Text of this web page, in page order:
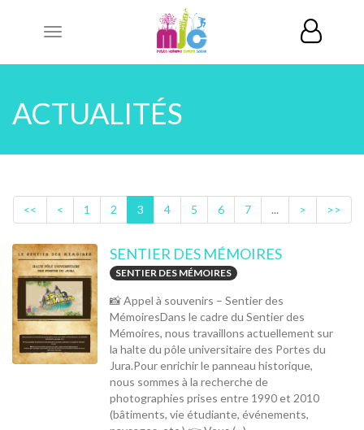
Toggle
ACTUALITÉS
<< < 1 2 3 4 5 6 7 ... > >>
SENTIER DES MÉMOIRES
SENTIER DES MÉMOIRES
📸 Appel à souvenirs – Sentier des
MémoiresDans le cadre du Sentier des
Mémoires, nous travaillons actuellement sur
la halte du pôle universitaire des Portes du
Jura.Pour enrichir le panneau historique,
nous sommes à la recherche de
photographies prises entre 1990 et 2010
(bâtiments, vie étudiante, événements,